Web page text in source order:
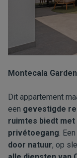
Montecala
Dit appartement
een gevestigde
ruimtes biedt met
privétoegang . Een
door natuur, op